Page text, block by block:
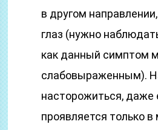
в другом
глаз (нужно
как данный симптом
слабовыраженным).
насторожиться, даже
проявляется только